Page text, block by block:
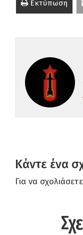
Εκτύπωση
Κάντε ένα
Για να